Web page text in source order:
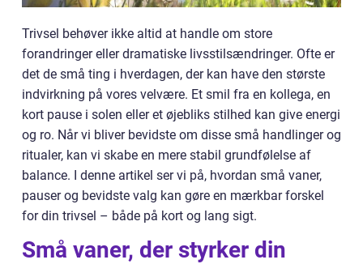
Trivsel behøver ikke altid at handle om store
forandringer eller dramatiske livsstilsændringer. Ofte er
det de små ting i hverdagen, der kan have den største
indvirkning på vores velvære. Et smil fra en kollega, en
kort pause i solen eller et øjebliks stilhed kan give energi
og ro. Når vi bliver bevidste om disse små handlinger og
ritualer, kan vi skabe en mere stabil grundfølelse af
balance. I denne artikel ser vi på, hvordan små vaner,
pauser og bevidste valg kan gøre en mærkbar forskel
for din trivsel – både på kort og lang sigt.
Små vaner, der styrker din